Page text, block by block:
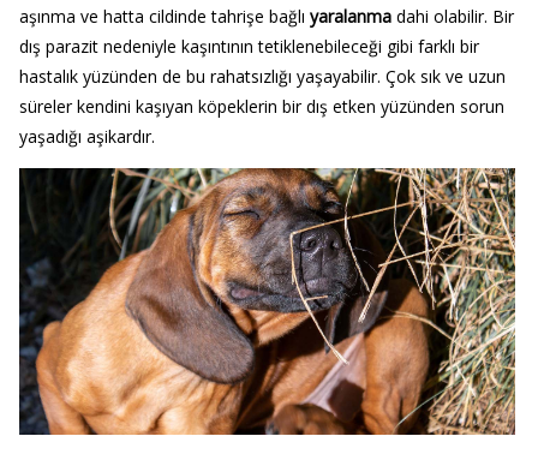
aşınma ve hatta cildinde tahrişe bağlı yaralanmadahi olabilir. Bir
dış parazit nedeniyle kaşıntının tetiklenebileceği gibi farklı bir
hastalık yüzünden de bu rahatsızlığı yaşayabilir. Çok sık ve uzun
süreler kendini kaşıyan köpeklerin bir dış etken yüzünden sorun
yaşadığı aşikardır.